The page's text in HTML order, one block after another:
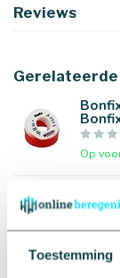
Toestemming
Reviews
Op
PP
Op